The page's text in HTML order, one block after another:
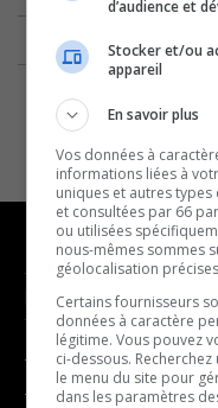
NOUVELLES
- Affaires municipales
- Communauté / Social
d’audience et
Stocker et/ou
appareil
En savoir plus
Vos données à
informations liées à
uniques et autres
et consultées par 66
ou utilisées
nous-mêmes sommes
géolocalisation
Certains fournisseurs
données à caractère
légitime. Vous pouvez
ci-dessous.
le menu du site pour
dans les paramètres